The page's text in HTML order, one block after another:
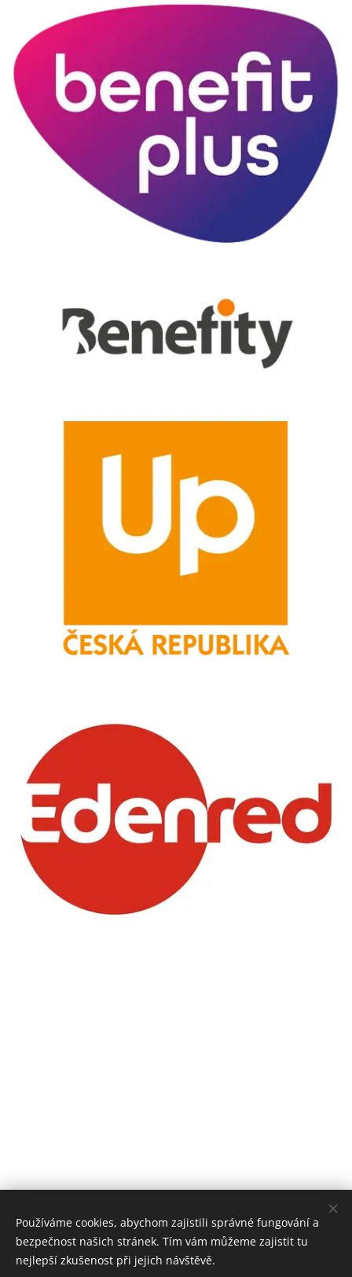
Používáme cookies, abychom zajistili správné fungování a
bezpečnost našich stránek. Tím vám můžeme zajistit tu
nejlepší zkušenost při jejich návštěvě.